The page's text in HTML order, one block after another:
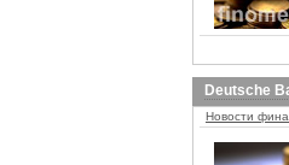
Deutsche
Новости